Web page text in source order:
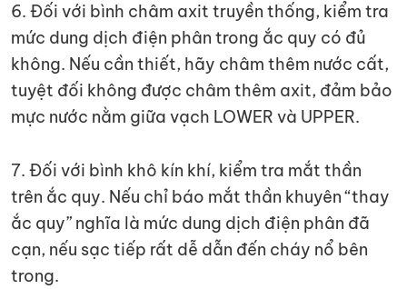
6. Đối với bình châm axit truyền thống, kiểm tra
mức dung dịch điện phân trong ắc quy có đủ
không. Nếu cần thiết, hãy châm thêm nước cất,
tuyệt đối không được châm thêm axit, đảm bảo
mực nước nằm giữa vạch LOWER và UPPER.
7. Đối với bình khô kín khí, kiểm tra mắt thần
trên ắc quy. Nếu chỉ báo mắt thần khuyên “thay
ắc quy” nghĩa là mức dung dịch điện phân đã
cạn, nếu sạc tiếp rất dễ dẫn đến cháy nổ bên
trong.